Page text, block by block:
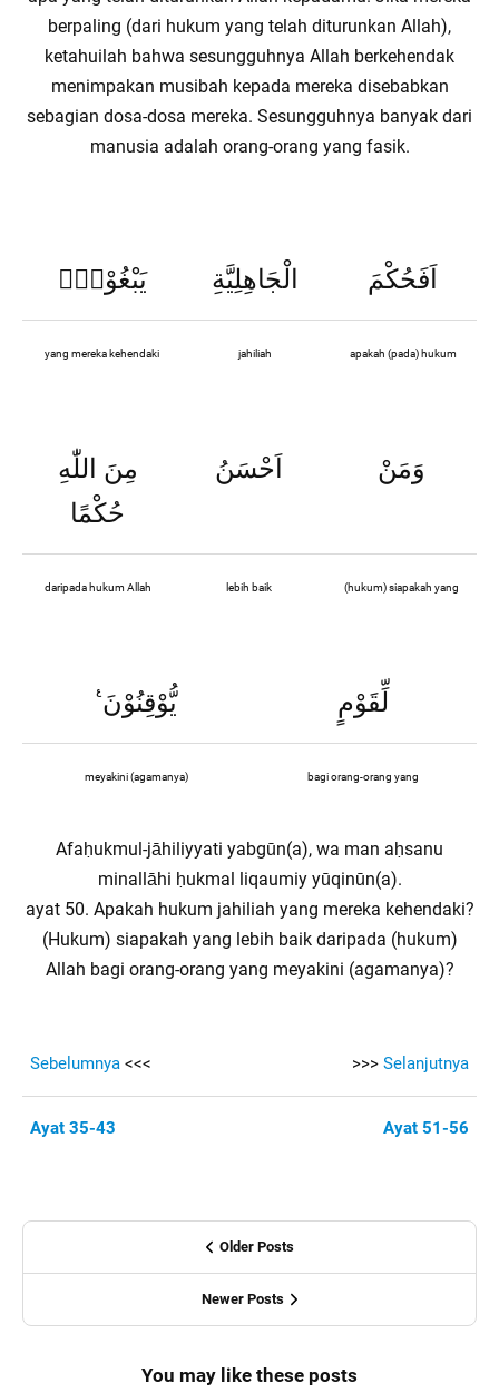
berpaling (dari hukum yang telah diturunkan Allah),
ketahuilah bahwa sesungguhnya Allah berkehendak
menimpakan musibah kepada mereka disebabkan
sebagian dosa-dosa mereka. Sesungguhnya banyak dari
manusia adalah orang-orang yang fasik.
يَبْغُوْنَۗ الْجَاهِلِيَّةِ اَفَحُكْمَ
yang mereka kehendaki jahiliah apakah (pada) hukum
مِنَ اللّٰهِ
حُكْمًا
اَحْسَنُ وَمَنْ
daripada hukum Allah lebih baik (hukum) siapakah yang
ࣖيُّوْقِنُوْنَ لِّقَوْمٍ
meyakini (agamanya) bagi orang-orang yang
Afaḥukmul-jāhiliyyati yabgūn(a), wa man aḥsanu
minallāhi ḥukmal liqaumiy yūqinūn(a).
ayat 50. Apakah hukum jahiliah yang mereka kehendaki?
(Hukum) siapakah yang lebih baik daripada (hukum)
Allah bagi orang-orang yang meyakini (agamanya)?
Sebelumnya<<< >>> Selanjutnya
Ayat 35-43 Ayat 51-56
Older Posts
Newer Posts
You may like these posts